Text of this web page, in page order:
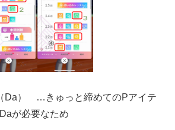
Da） …きゅっと締めてのPアイテ
が必要なため